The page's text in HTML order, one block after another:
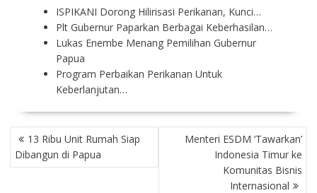
ISPIKANI Dorong Hilirisasi Perikanan, Kunci…
Plt Gubernur Paparkan Berbagai Keberhasilan…
Lukas Enembe Menang Pemilihan Gubernur
Papua
Program Perbaikan Perikanan Untuk
Keberlanjutan…
P
O
S
13 Ribu Unit Rumah Siap
Dibangun di Papua
Menteri ESDM ‘Tawarkan’
Indonesia Timur ke
Komunitas Bisnis
Internasional